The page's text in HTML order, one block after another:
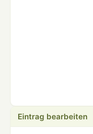
Eintrag bearbeiten